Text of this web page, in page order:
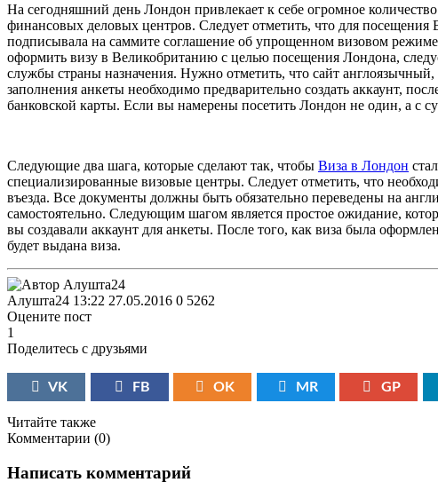
На сегодняшний день Лондон привлекает к себе огромное
финансовых деловых центров. Следует отметить, что для
подписывала на саммите соглашение об упрощенном визовом
оформить визу в Великобританию с целью посещения Лондона,
службы страны назначения. Нужно отметить, что сайт
заполнения анкеты необходимо предварительно создать аккаунт,
банковской карты. Если вы намерены посетить Лондон не один, а с
Следующие два шага, которые сделают так, чтобы Виза в Лондон
специализированные визовые центры. Следует отметить, что
въезда. Все документы должны быть обязательно переведены на
самостоятельно. Следующим шагом является простое ожидание,
вы создавали аккаунт для анкеты. После того, как виза была
будет выдана виза.
Алушта24 13:22 27.05.2016 0 5262
Оцените пост
1
Поделитесь с друзьями
VK FB OK MR GP
Читайте также
Комментарии (0)
Написать комментарий